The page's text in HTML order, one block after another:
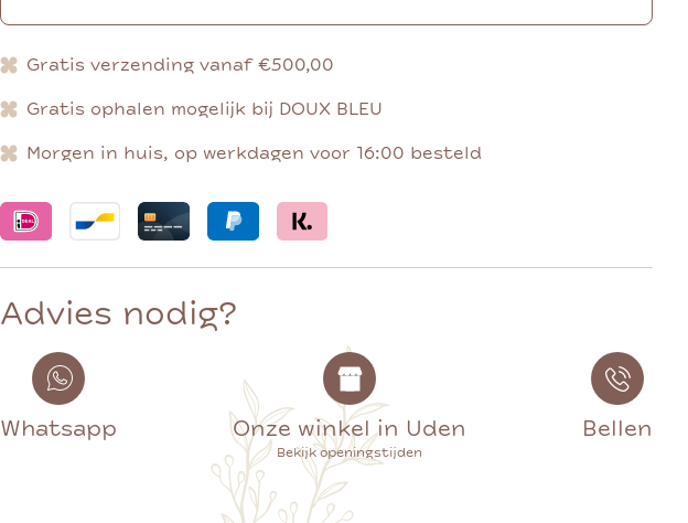
Gratis verzending vanaf €500,00
Gratis ophalen mogelijk bij DOUX BLEU
Morgen in huis, op werkdagen voor 16:00 besteld
Advies nodig?
Whatsapp Onze winkel in Uden
Bekijk openingstijden
Bellen